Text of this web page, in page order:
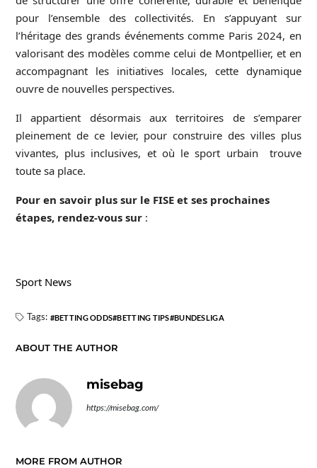
pour l’ensemble des collectivités. En s’appuyant sur
l’héritage des grands événements comme Paris 2024, en
valorisant des modèles comme celui de Montpellier, et en
accompagnant les initiatives locales, cette dynamique
ouvre de nouvelles perspectives.
Il appartient désormais aux territoires de s’emparer
pleinement de ce levier, pour construire des villes plus
vivantes, plus inclusives, et où le sport urbain trouve
toute sa place.
Pour en savoir plus sur le FISE et ses prochaines
étapes, rendez-vous sur:
Sport News
Tags: BETTING ODDS BETTING TIPS BUNDESLIGA
ABOUT THE AUTHOR
misebag
https://misebag.com/
MORE FROM AUTHOR